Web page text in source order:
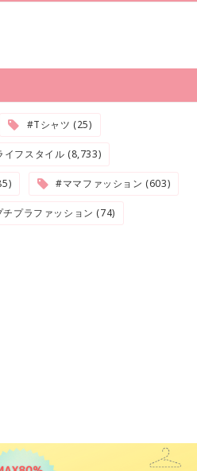
#Tシャツ (25)
イフスタイル (8,733)
#ママファッション (603)
プラファッション (74)